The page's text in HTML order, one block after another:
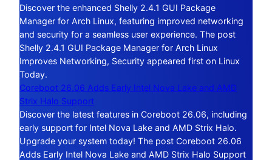
Discover the enhanced Shelly 2.4.1 GUI Package
Manager for Arch Linux, featuring improved networking
and security for a seamless user experience. The post
Shelly 2.4.1 GUI Package Manager for Arch Linux
Improves Networking, Security appeared first on Linux
Today.
Coreboot 26.06 Adds Early Intel Nova Lake and AMD
Strix Halo Support
Discover the latest features in Coreboot 26.06, including
early support for Intel Nova Lake and AMD Strix Halo.
Upgrade your system today! The post Coreboot 26.06
Adds Early Intel Nova Lake and AMD Strix Halo Support